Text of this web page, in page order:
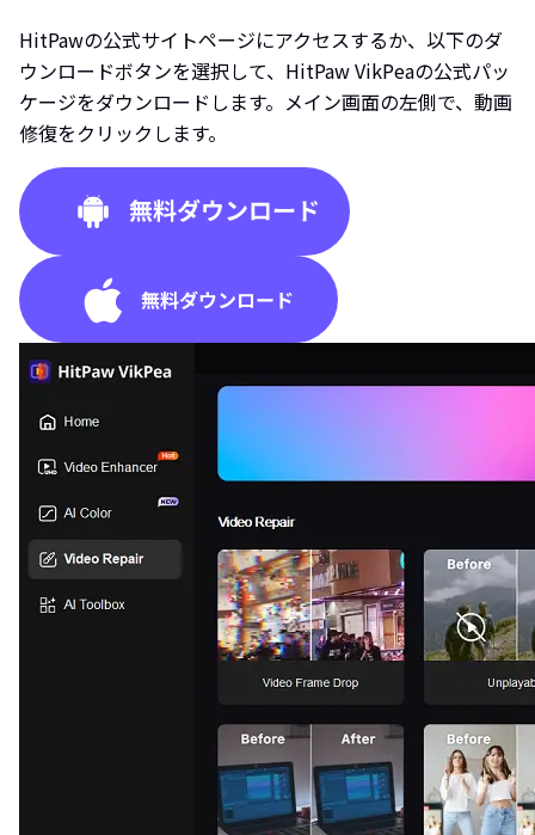
HitPawの公式サイトページにアクセスするか、以下のダ
ウンロードボタンを選択して、HitPaw VikPeaの公式パッ
ケージをダウンロードします。メイン画面の左側で、動画
修復をクリックします。